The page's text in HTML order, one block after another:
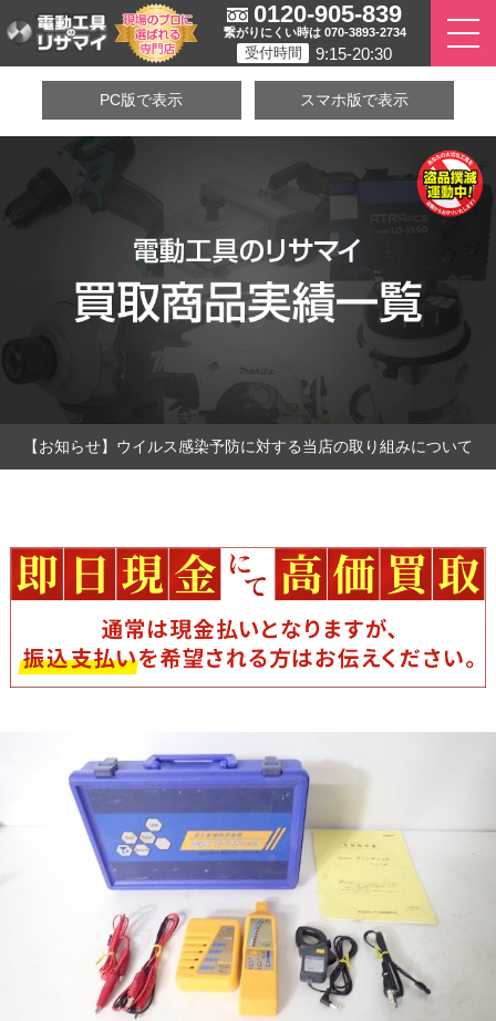
0120-905-839
繋がりにくい時は 070-3893-2734
受付時間 9:15-20:30
PC版で表示 スマホ版で表示
【お知らせ】ウイルス感染予防に対する当店の取り組みについて